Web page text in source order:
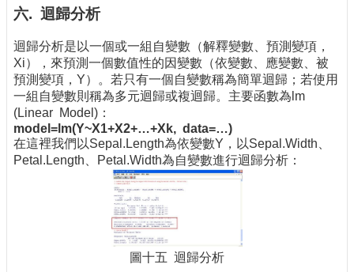
六. 迴歸分析
迴歸分析是以一個或一組自變數（解釋變數、預測變項，
Xi），來預測一個數值性的因變數（依變數、應變數、被
預測變項，Y）。若只有一個自變數稱為簡單迴歸；若使用
一組自變數則稱為多元迴歸或複迴歸。主要函數為lm
(Linear Model)：
model=lm(Y~X1+X2+…+Xk, data=…)
在這裡我們以Sepal.Length為依變數Y，以Sepal.Width、
Petal.Length、Petal.Width為自變數進行迴歸分析：
圖十五 迴歸分析